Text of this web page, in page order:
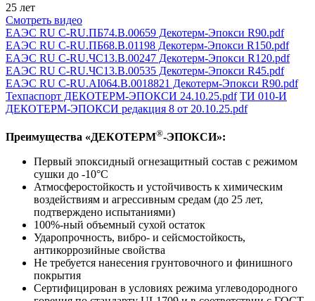
25 лет
Смотреть видео
ЕАЭС RU С-RU.ПБ74.В.00659 Декотерм-Эпокси R90.pdf
ЕАЭС RU C-RU.ПБ68.В.01198 Декотерм-Эпокси R150.pdf
ЕАЭС RU C-RU.ЧС13.В.00247 Декотерм-Эпокси R120.pdf
ЕАЭС RU C-RU.ЧC13.B.00535 Декотерм-Эпокси R45.pdf
ЕАЭС RU C-RU.AI064.B.0018821 Декотерм-Эпокси R90.pdf
Техпаспорт ДЕКОТЕРМ-ЭПОКСИ 24.10.25.pdf ТИ 010-И
ДЕКОТЕРМ-ЭПОКСИ редакция 8 от 20.10.25.pdf
Преимущества «ДЕКОТЕРМ®-ЭПОКСИ»:
Первый эпоксидный огнезащитный состав с режимом
сушки до -10°С
Атмосферостойкость и устойчивость к химическим
воздействиям и агрессивным средам (до 25 лет,
подтверждено испытаниями)
100%-ный объемный сухой остаток
Ударопрочность, вибро- и сейсмостойкость,
антикоррозийные свойства
Не требуется нанесения грунтовочного и финишного
покрытия
Сертифицирован в условиях режима углеводородного